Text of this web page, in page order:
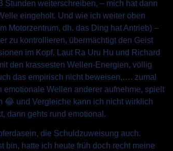
weiterschreiben, – mich hat dann
eingeholt. Und wie ich weiter oben
Motorzentrum, dh. das Ding hat Antrieb) –
zu kontrollieren, übermächtigt den Geist
im Kopf. Laut Ra Uru Hu und Richard
den krassesten Wellen-Energien, völlig
das empirisch nicht beweisen,…. zumal
emotionale Wellen anderer aufnehme, spielt
😂 und Vergleiche kann ich nicht wirklich
dann gehts rund emotional.
die Schuldzuweisung auch.
bin, hatte ich heute früh doch recht meine